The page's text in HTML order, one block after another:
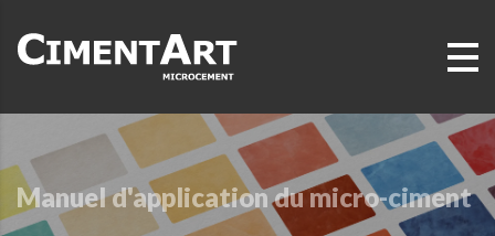
Manuel d'application du micro-ciment